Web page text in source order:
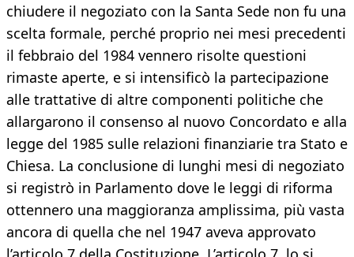
chiudere il negoziato con la Santa Sede non fu una
scelta formale, perché proprio nei mesi precedenti
il febbraio del 1984 vennero risolte questioni
rimaste aperte, e si intensificò la partecipazione
alle trattative di altre componenti politiche che
allargarono il consenso al nuovo Concordato e alla
legge del 1985 sulle relazioni finanziarie tra Stato e
Chiesa. La conclusione di lunghi mesi di negoziato
si registrò in Parlamento dove le leggi di riforma
ottennero una maggioranza amplissima, più vasta
ancora di quella che nel 1947 aveva approvato